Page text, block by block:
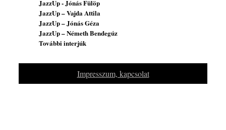
JazzUp - Jónás Fülöp
JazzUp – Vajda Attila
JazzUp – Jónás Géza
JazzUp – Németh Bendegúz
További interjúk
Impresszum, kapcsolat